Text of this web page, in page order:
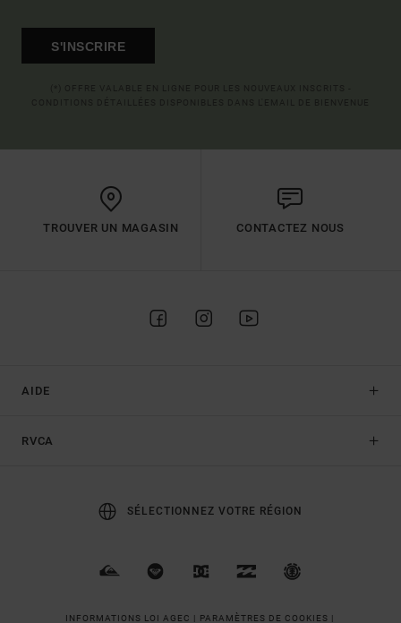
S'INSCRIRE
TROUVER UN MAGASIN CONTACTEZ NOUS
AIDE
RVCA
SÉLECTIONNEZ VOTRE RÉGION
INFORMATIONS LOI AGEC | PARAMÈTRES DE COOKIES |